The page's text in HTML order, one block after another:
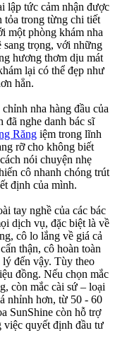
lập tức cảm nhận được
tỏa trong từng chi tiết
một phòng khám nha
sang trọng, với những
hương thơm dịu mát
lại có thể đẹp như
hẳn.
nha hàng đầu của
đã nghe danh bác sĩ
Răng iệm trong lĩnh
rỡ cho không biết
nói chuyện nhẹ
cô nhanh chóng trút
định của mình.
tay nghề của các bác
dịch vụ, đặc biệt là về
cô lo lắng về giá cả
thận, cô hoàn toàn
đến vậy. Tùy theo
đồng. Nếu chọn mắc
còn mắc cài sứ – loại
nhỉnh hơn, từ 50 - 60
SunShine còn hỗ trợ
việc quyết định đầu tư